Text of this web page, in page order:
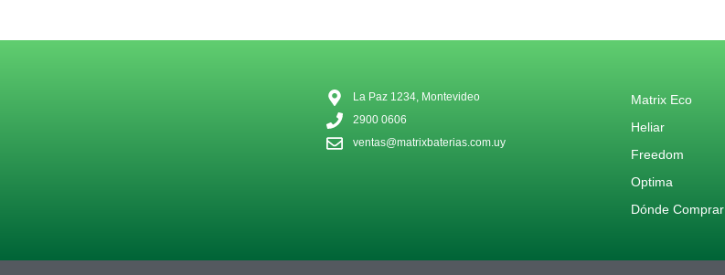
La Paz 1234, Montevideo
2900 0606
ventas@matrixbaterias.com.uy
Matrix Eco
Heliar
Freedom
Optima
Dónde Comprar